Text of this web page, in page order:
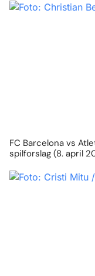
FC Barcelona vs
spilforslag (8. april